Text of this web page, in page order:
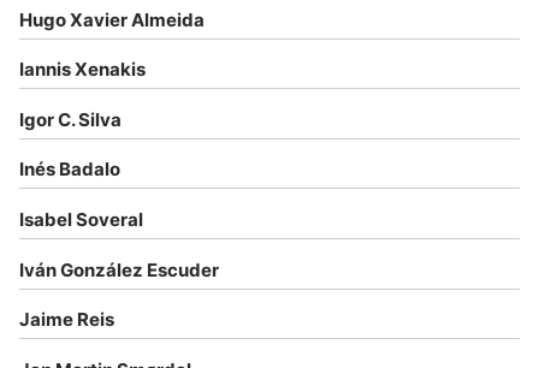
Hugo Xavier Almeida
Iannis Xenakis
Igor C. Silva
Inés Badalo
Isabel Soveral
Iván González Escuder
Jaime Reis